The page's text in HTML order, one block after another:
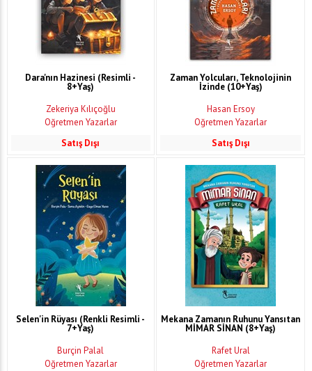
Dara'nın Hazinesi (Resimli -
8+Yaş)
Zekeriya Kılıçoğlu
Öğretmen Yazarlar
Satış Dışı
Zaman Yolcuları, Teknolojinin
İzinde (10+Yaş)
Hasan Ersoy
Öğretmen Yazarlar
Satış Dışı
Selen'in Rüyası (Renkli Resimli -
7+Yaş)
Burçin Palal
Öğretmen Yazarlar
Mekana Zamanın Ruhunu Yansıtan
MİMAR SİNAN (8+Yaş)
Rafet Ural
Öğretmen Yazarlar